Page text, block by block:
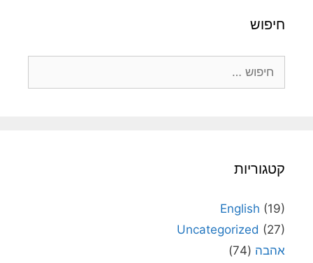
חיפוש
קטגוריות
English (19)
Uncategorized (27)
אהבה (74)